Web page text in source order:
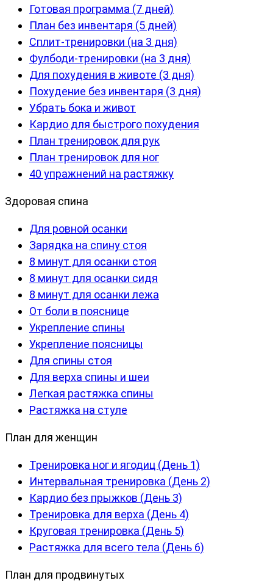
Готовая программа (7 дней)
План без инвентаря (5 дней)
Сплит-тренировки (на 3 дня)
Фулбоди-тренировки (на 3 дня)
Для похудения в животе (3 дня)
Похудение без инвентаря (3 дня)
Убрать бока и живот
Кардио для быстрого похудения
План тренировок для рук
План тренировок для ног
40 упражнений на растяжку
Здоровая спина
Для ровной осанки
Зарядка на спину стоя
8 минут для осанки стоя
8 минут для осанки сидя
8 минут для осанки лежа
От боли в пояснице
Укрепление спины
Укрепление поясницы
Для спины стоя
Для верха спины и шеи
Легкая растяжка спины
Растяжка на стуле
План для женщин
Тренировка ног и ягодиц (День 1)
Интервальная тренировка (День 2)
Кардио без прыжков (День 3)
Тренировка для верха (День 4)
Круговая тренировка (День 5)
Растяжка для всего тела (День 6)
План для продвинутых